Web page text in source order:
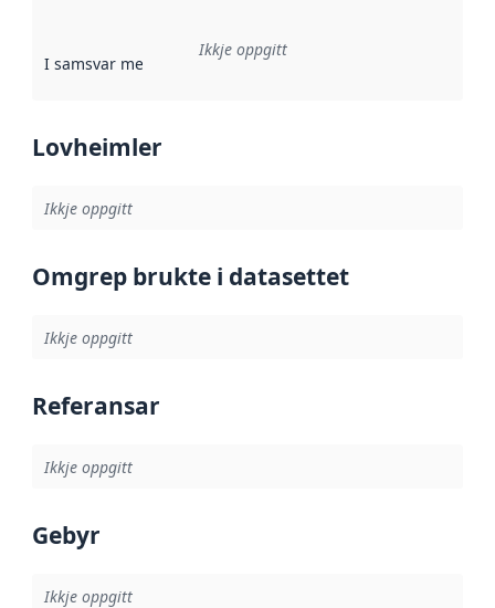
I samsvar med Referanse til ei implementeringsregel eller
Ikkje oppgitt
Lovheimler
Ikkje oppgitt
Omgrep brukte i datasettet
Ikkje oppgitt
Referansar
Ikkje oppgitt
Gebyr
Ikkje oppgitt